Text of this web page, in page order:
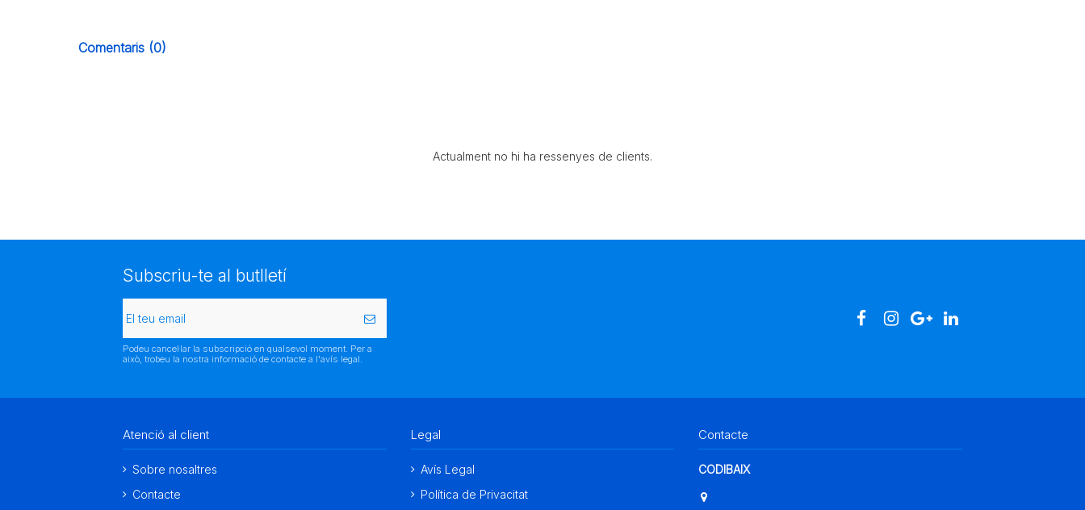
Comentaris (0)
Actualment no hi ha ressenyes de clients.
Subscriu-te al butlletí
Podeu cancel·lar la subscripció en qualsevol moment. Per a
això, trobeu la nostra informació de contacte a l'avís legal.
Atenció al client
Sobre nosaltres
Contacte
Legal
Avís Legal
Política de Privacitat
Contacte
CODIBAIX